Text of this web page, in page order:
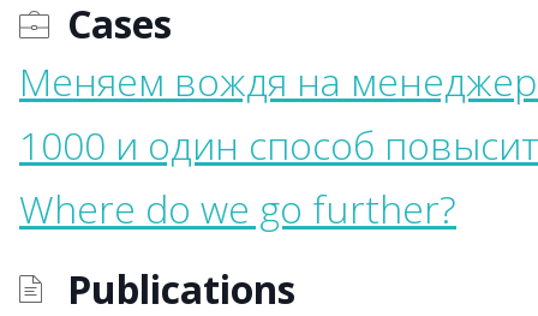
Cases
Меняем вождя на
1000 и один способ
Where do we go further?
Publications